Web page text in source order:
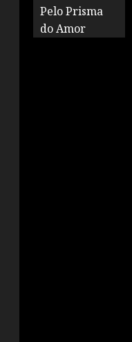
Pelo Prisma
do Amor